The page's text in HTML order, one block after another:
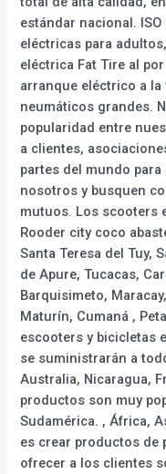
estándar nacional.
eléctricas para
eléctrica Fat Tire al
arranque eléctrico a
neumáticos grandes.
popularidad entre
a clientes,
partes del mundo
nosotros y busquen
mutuos. Los scooters
Rooder city coco
Santa Teresa del Tuy,
de Apure, Tucacas,
Barquisimeto,
Maturín, Cumaná ,
escooters y bicicletas
se suministrarán a
Australia, Nicaragua,
productos son muy
Sudamérica. , África,
es crear productos de
ofrecer a los clientes